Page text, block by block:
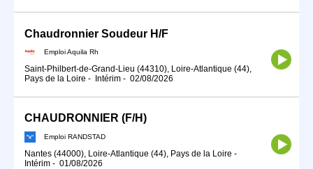
Chaudronnier Soudeur H/F
Emploi Aquila Rh
Saint-Philbert-de-Grand-Lieu (44310), Loire-Atlantique (44),
Pays de la Loire - Intérim - 02/08/2026
CHAUDRONNIER (F/H)
Emploi RANDSTAD
Nantes (44000), Loire-Atlantique (44), Pays de la Loire -
Intérim - 01/08/2026